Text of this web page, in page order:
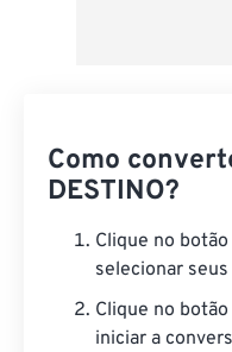
Como
DESTINO?
Clique no botão
selecionar
Clique no botão
iniciar a